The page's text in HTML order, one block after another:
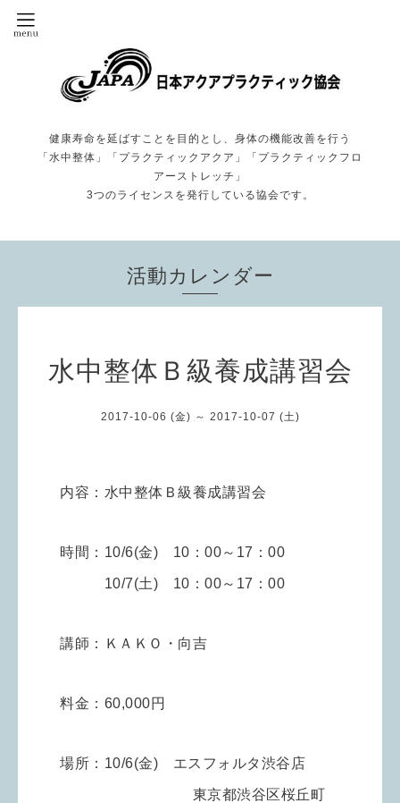
健康寿命を延ばすことを目的とし、身体の機能改善を行う
「水中整体」「プラクティックアクア」「プラクティックフロ
アーストレッチ」
3つのライセンスを発行している協会です。
活動カレンダー
水中整体Ｂ級養成講習会
2017-10-06 (金) ～ 2017-10-07 (土)
内容：水中整体Ｂ級養成講習会
時間：10/6(金) 10：00～17：00
10/7(土) 10：00～17：00
講師：ＫＡＫＯ・向吉
料金：60,000円
場所：10/6(金) エスフォルタ渋谷店
東京都渋谷区桜丘町